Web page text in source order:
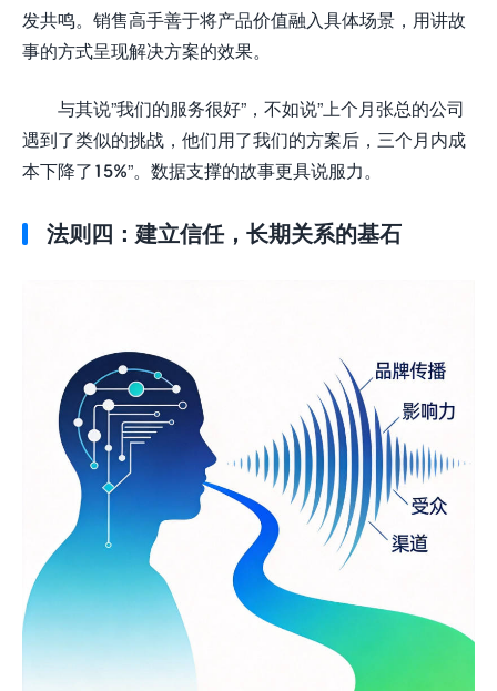
发共鸣。销售高手善于将产品价值融入具体场景，用讲故
事的方式呈现解决方案的效果。
与其说”我们的服务很好”，不如说”上个月张总的公司
遇到了类似的挑战，他们用了我们的方案后，三个月内成
本下降了15%”。数据支撑的故事更具说服力。
法则四：建立信任，长期关系的基石